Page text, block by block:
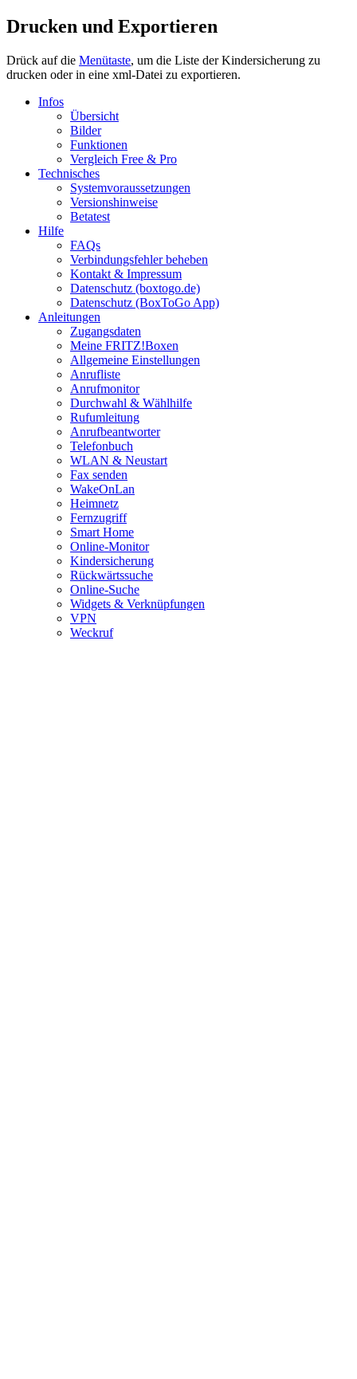
Drucken und Exportieren
Drück auf die Menütaste, um die Liste der Kindersicherung zu
drucken oder in eine xml-Datei zu exportieren.
Infos
Übersicht
Bilder
Funktionen
Vergleich Free & Pro
Technisches
Systemvoraussetzungen
Versionshinweise
Betatest
Hilfe
FAQs
Verbindungsfehler beheben
Kontakt & Impressum
Datenschutz (boxtogo.de)
Datenschutz (BoxToGo App)
Anleitungen
Zugangsdaten
Meine FRITZ!Boxen
Allgemeine Einstellungen
Anrufliste
Anrufmonitor
Durchwahl & Wählhilfe
Rufumleitung
Anrufbeantworter
Telefonbuch
WLAN & Neustart
Fax senden
WakeOnLan
Heimnetz
Fernzugriff
Smart Home
Online-Monitor
Kindersicherung
Rückwärtssuche
Online-Suche
Widgets & Verknüpfungen
VPN
Weckruf